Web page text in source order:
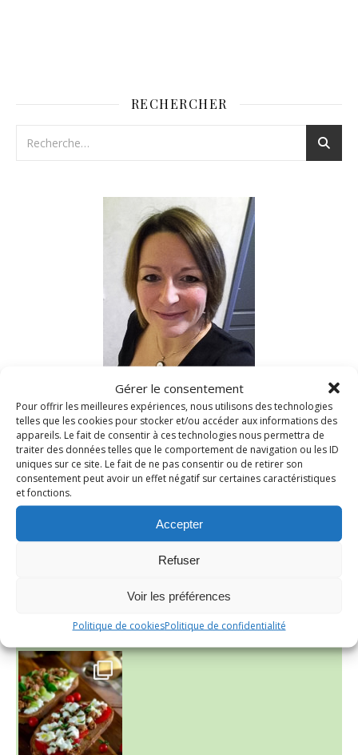
Gérer le consentement
Pour offrir les meilleures expériences, nous utilisons des technologies
telles que les cookies pour stocker et/ou accéder aux informations des
appareils. Le fait de consentir à ces technologies nous permettra de
traiter des données telles que le comportement de navigation ou les ID
uniques sur ce site. Le fait de ne pas consentir ou de retirer son
consentement peut avoir un effet négatif sur certaines caractéristiques
et fonctions.
Accepter
Refuser
Voir les préférences
Politique de cookiesPolitique de confidentialité
RECHERCHER
Nad c’est moi!
Depuis 2006, je vous reçois dans ma cuisine et partage
avec vous mes recettes gourmandes du quotidien.
N’hésitez pas à me laisser un petit commentaire
INSTAGRAM